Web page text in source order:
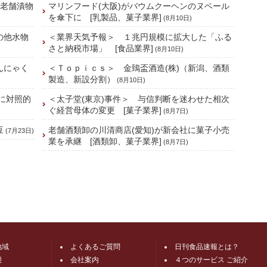
舗漬物
他水物
ゃく
対照的
(7月23日)
マリンフード(大阪)がバウムクーヘンのヌベール
を傘下に [乳製品、菓子業界] (8月10日)
＜業界天気予報＞ １兆円規模に拡大した「ふる
さと納税市場」 [食品業界] (8月10日)
＜Ｔｏｐｉｃｓ＞ 金鵄盃酒造(株)（新潟、酒類
製造、新設分割）
(8月10日)
＜太子堂(東京)事件＞ 与信判断を迷わせた相次
ぐ経営母体の変更 [菓子業界] (8月7日)
老舗酒類卸の川清商店(愛知)が新会社に菓子小売
業を承継 [酒類卸、菓子業界] (8月7日)
域
よくあるご質問
会社案内
日刊食品速報とは？
４つのサービス ご紹介